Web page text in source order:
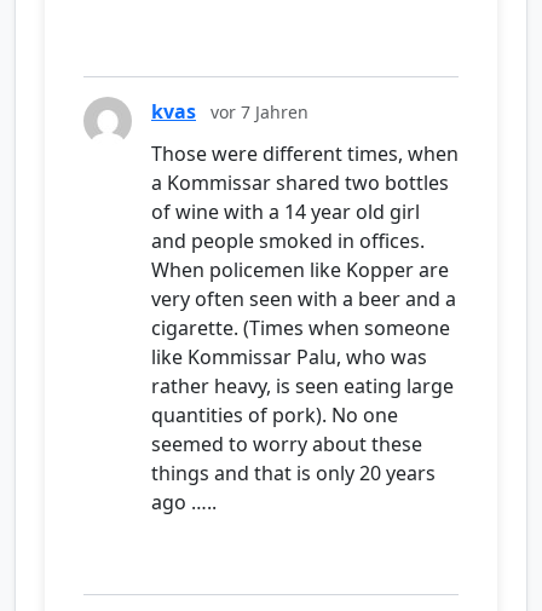
kvas vor 7 Jahren
Those were different times, when
a Kommissar shared two bottles
of wine with a 14 year old girl
and people smoked in offices.
When policemen like Kopper are
very often seen with a beer and a
cigarette. (Times when someone
like Kommissar Palu, who was
rather heavy, is seen eating large
quantities of pork). No one
seemed to worry about these
things and that is only 20 years
ago …..